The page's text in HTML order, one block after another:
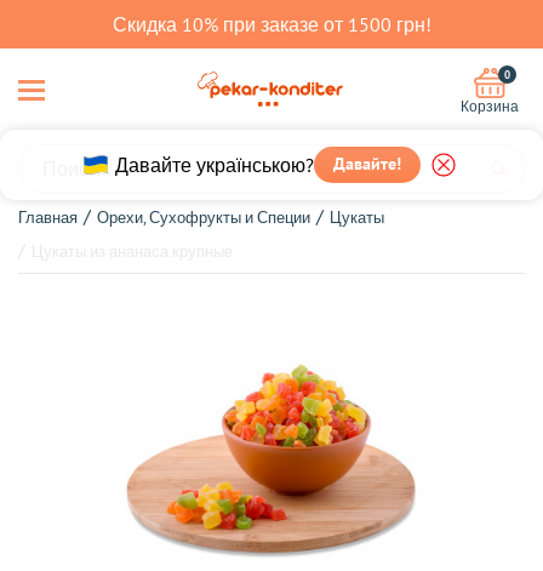
Скидка 10% при заказе от 1500 грн!
Давайте українською? Давайте!
0
Корзина
Главная Орехи, Сухофрукты и Специи
Цукаты